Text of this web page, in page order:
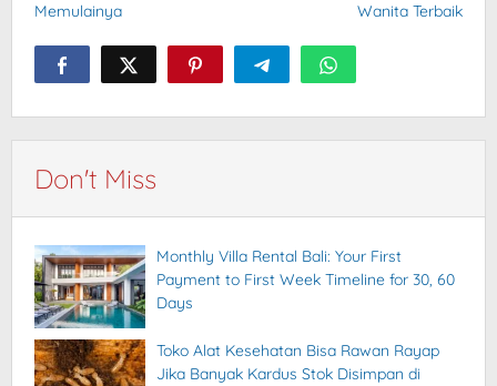
Memulainya
Wanita Terbaik
Don't Miss
Monthly Villa Rental Bali: Your First
Payment to First Week Timeline for 30, 60
Days
Toko Alat Kesehatan Bisa Rawan Rayap
Jika Banyak Kardus Stok Disimpan di